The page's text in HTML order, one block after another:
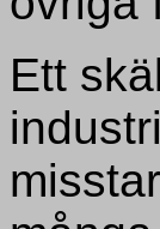
Ett